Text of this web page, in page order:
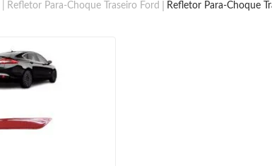
Refletor Para-Choque Traseiro Ford Refletor Para-Choque